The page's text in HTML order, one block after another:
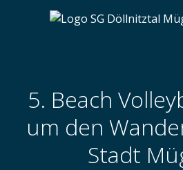
5. Beach
um den
Stadt